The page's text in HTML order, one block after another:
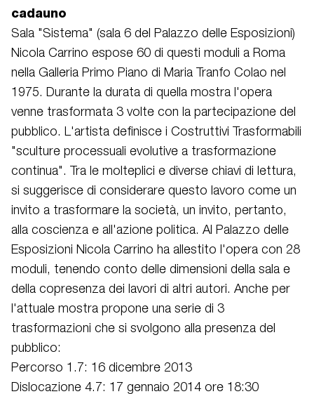
cadauno
Sala "Sistema" (sala 6 del Palazzo delle Esposizioni)
Nicola Carrino espose 60 di questi moduli a Roma
nella Galleria Primo Piano di Maria Tranfo Colao nel
1975. Durante la durata di quella mostra l'opera
venne trasformata 3 volte con la partecipazione del
pubblico. L'artista definisce i Costruttivi Trasformabili
"sculture processuali evolutive a trasformazione
continua". Tra le molteplici e diverse chiavi di lettura,
si suggerisce di considerare questo lavoro come un
invito a trasformare la società, un invito, pertanto,
alla coscienza e all'azione politica. Al Palazzo delle
Esposizioni Nicola Carrino ha allestito l'opera con 28
moduli, tenendo conto delle dimensioni della sala e
della copresenza dei lavori di altri autori. Anche per
l'attuale mostra propone una serie di 3
trasformazioni che si svolgono alla presenza del
pubblico:
Percorso 1.7: 16 dicembre 2013
Dislocazione 4.7: 17 gennaio 2014 ore 18:30